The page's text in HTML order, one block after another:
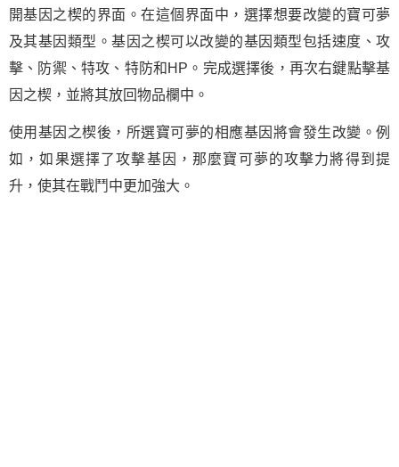
開基因之楔的界面。在這個界面中，選擇想要改變的寶可夢
及其基因類型。基因之楔可以改變的基因類型包括速度、攻
擊、防禦、特攻、特防和HP。完成選擇後，再次右鍵點擊基
因之楔，並將其放回物品欄中。
使用基因之楔後，所選寶可夢的相應基因將會發生改變。例
如，如果選擇了攻擊基因，那麼寶可夢的攻擊力將得到提
升，使其在戰鬥中更加強大。